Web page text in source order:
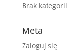
Brak kategorii
Meta
Zaloguj się